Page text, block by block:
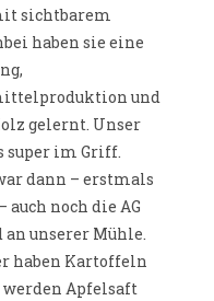
sichtbarem
haben sie eine
und
gelernt. Unser
super im Griff.
dann – erstmals
noch die AG
unserer Mühle.
haben Kartoffeln
werden Apfelsaft